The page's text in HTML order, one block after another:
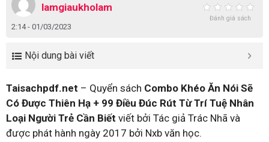
lamgiaukholam
2:14 - 01/03/2023
Đánh giá sách
Nội dung bài viết
Taisachpdf.net – Quyển sách Combo Khéo Ăn Nói Sẽ
Có Được Thiên Hạ + 99 Điều Đúc Rút Từ Trí Tuệ Nhân
Loại Người Trẻ Cần Biết viết bởi Tác giả Trác Nhã và
được phát hành ngày 2017 bởi Nxb văn học.